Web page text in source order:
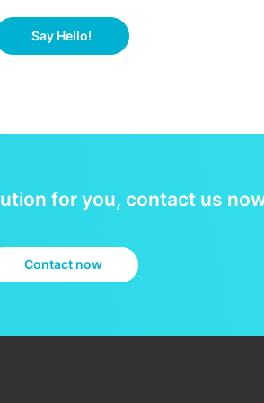
Say Hello!
for you, contact us
Contact now